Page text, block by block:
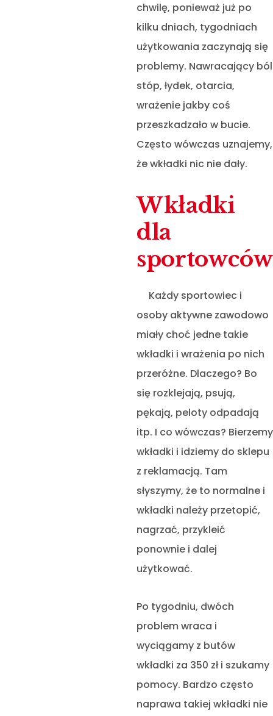
chwilę, ponieważ już po
kilku dniach, tygodniach
użytkowania zaczynają się
problemy. Nawracający ból
stóp, łydek, otarcia,
wrażenie jakby coś
przeszkadzało w bucie.
Często wówczas uznajemy,
że wkładki nic nie dały.
Wkładki
dla
sportowców
Każdy sportowiec i
osoby aktywne zawodowo
miały choć jedne takie
wkładki i wrażenia po nich
przeróżne. Dlaczego? Bo
się rozklejają, psują,
pękają, peloty odpadają
itp. I co wówczas? Bierzemy
wkładki i idziemy do sklepu
z reklamacją. Tam
słyszymy, że to normalne i
wkładki należy przetopić,
nagrzać, przykleić
ponownie i dalej
użytkować.
Po tygodniu, dwóch
problem wraca i
wyciągamy z butów
wkładki za 350 zł i szukamy
pomocy. Bardzo często
naprawa takiej wkładki nie